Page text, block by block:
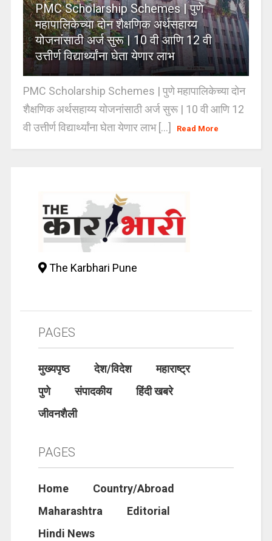
PMC Scholarship Schemes | पुणे
महापालिकेच्या दोन शैक्षणिक अर्थसहाय्य
योजनांसाठी अर्ज सुरू | 10 वी आणि 12 वी
उत्तीर्ण विद्यार्थ्यांना घेता येणार लाभ
PMC Scholarship Schemes | पुणे महापालिकेच्या दोन
शैक्षणिक अर्थसहाय्य योजनांसाठी अर्ज सुरू | 10 वी आणि 12
वी उत्तीर्ण विद्यार्थ्यांना घेता येणार लाभ [...]
Read More
The Karbhari Pune
PAGES
मुख्यपृष्ठ देश/विदेश
महाराष्ट्र
पुणे
संपादकीय
हिंदी खबरे
जीवनशैली
PAGES
Home
Country/Abroad
Maharashtra
Editorial
Hindi News